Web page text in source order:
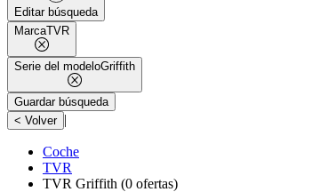
Editar búsqueda
MarcaTVR
Serie del modeloGriffith
Guardar búsqueda
< Volver |
Coche
TVR
TVR Griffith (0 ofertas)